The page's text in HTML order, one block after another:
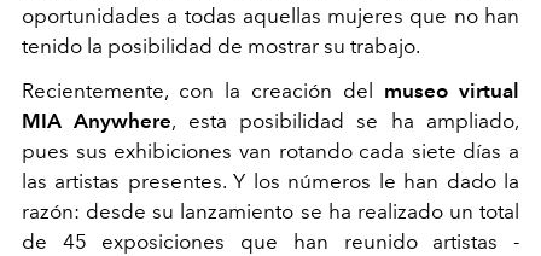
oportunidades a todas aquellas mujeres que no han
tenido la posibilidad de mostrar su trabajo.
Recientemente, con la creación del museo virtual
MIA Anywhere, esta posibilidad se ha ampliado,
pues sus exhibiciones van rotando cada siete días a
las artistas presentes. Y los números le han dado la
razón: desde su lanzamiento se ha realizado un total
de 45 exposiciones que han reunido artistas -